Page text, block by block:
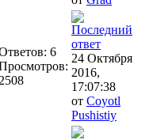
6
2508
24 Октября
2016,
17:07:38
от Coyotl
Pushistiy